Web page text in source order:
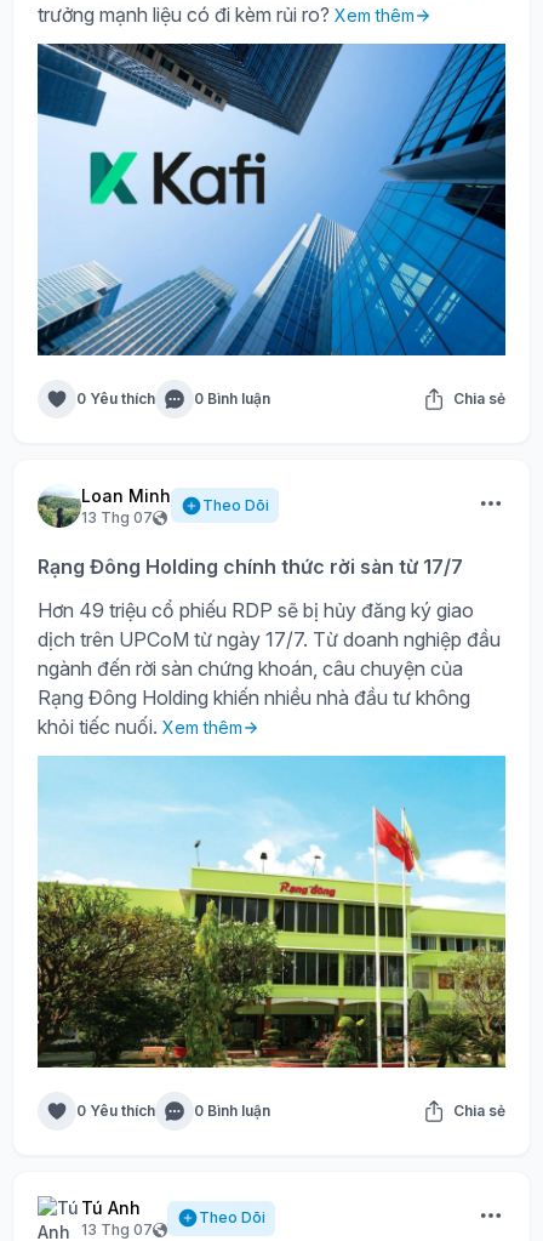
trưởng mạnh liệu có đi kèm rủi ro? Xem thêm
0 Yêu thích 0 Bình luận Chia sẻ
Loan Minh
13 Thg 07
Theo Dõi
Rạng Đông Holding chính thức rời sàn từ 17/7
Hơn 49 triệu cổ phiếu RDP sẽ bị hủy đăng ký giao
dịch trên UPCoM từ ngày 17/7. Từ doanh nghiệp đầu
ngành đến rời sàn chứng khoán, câu chuyện của
Rạng Đông Holding khiến nhiều nhà đầu tư không
khỏi tiếc nuối. Xem thêm
0 Yêu thích 0 Bình luận Chia sẻ
Tú Anh
13 Thg 07
Theo Dõi